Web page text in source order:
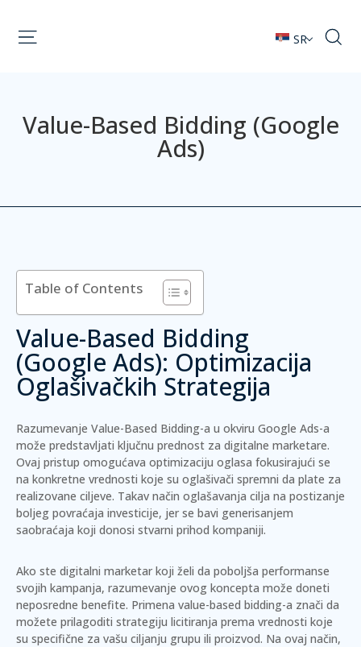
SR
Value-Based Bidding (Google
Ads)
Table of Contents
Value-Based Bidding
(Google Ads): Optimizacija
Oglašivačkih Strategija
Razumevanje Value-Based Bidding-a u okviru Google Ads-a
može predstavljati ključnu prednost za digitalne marketare.
Ovaj pristup omogućava optimizaciju oglasa fokusirajući se
na konkretne vrednosti koje su oglašivači spremni da plate za
realizovane ciljeve. Takav način oglašavanja cilja na postizanje
boljeg povraćaja investicije, jer se bavi generisanjem
saobraćaja koji donosi stvarni prihod kompaniji.
Ako ste digitalni marketar koji želi da poboljša performanse
svojih kampanja, razumevanje ovog koncepta može doneti
neposredne benefite. Primena value-based bidding-a znači da
možete prilagoditi strategiju licitiranja prema vrednosti koje
su specifične za vašu ciljanju grupu ili proizvod. Na ovaj način,